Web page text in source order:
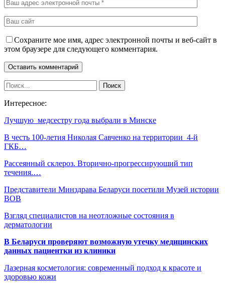
Сохраните мое имя, адрес электронной почты и веб-сайт в
этом браузере для следующего комментария.
Интересное:
Лучшую медсестру года выбрали в Минске
В честь 100-летия Николая Савченко на территории 4-й
ГКБ…
Рассеянный склероз. Вторично-прогрессирующий тип
течения.…
Представители Минздрава Беларуси посетили Музей истории
ВОВ
Взгляд специалистов на неотложные состояния в
дерматологии
В Беларуси проверяют возможную утечку медицинских
данных пациентки из клиники
Лазерная косметология: современный подход к красоте и
здоровью кожи